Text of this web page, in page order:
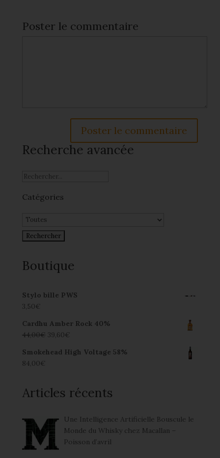
Poster le commentaire
Recherche avancée
Catégories
Boutique
Stylo bille PWS
3,50€
Cardhu Amber Rock 40%
44,00€ 39,60€
Smokehead High Voltage 58%
84,00€
Articles récents
Une Intelligence Artificielle Bouscule le
Monde du Whisky chez Macallan –
Poisson d’avril